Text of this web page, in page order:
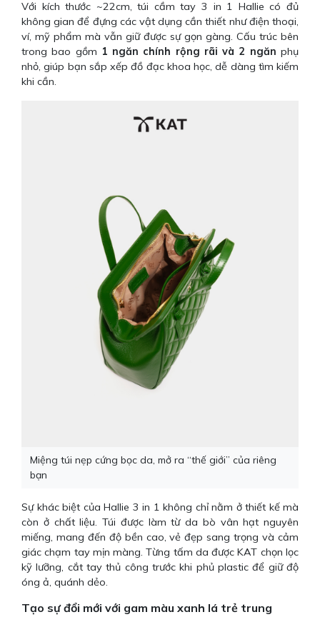
Với kích thước ~22cm, túi cầm tay 3 in 1 Hallie có đủ
không gian để đựng các vật dụng cần thiết như điện thoại,
ví, mỹ phẩm mà vẫn giữ được sự gọn gàng. Cấu trúc bên
trong bao gồm 1 ngăn chính rộng rãi và 2 ngăn phụ
nhỏ, giúp bạn sắp xếp đồ đạc khoa học, dễ dàng tìm kiếm
khi cần.
Miệng túi nẹp cứng bọc da, mở ra “thế giới” của riêng
bạn
Sự khác biệt của Hallie 3 in 1 không chỉ nằm ở thiết kế mà
còn ở chất liệu. Túi được làm từ da bò vân hạt nguyên
miếng, mang đến độ bền cao, vẻ đẹp sang trọng và cảm
giác chạm tay mịn màng. Từng tấm da được KAT chọn lọc
kỹ lưỡng, cắt tay thủ công trước khi phủ plastic để giữ độ
óng ả, quánh dẻo.
Tạo sự đổi mới với gam màu xanh lá trẻ trung